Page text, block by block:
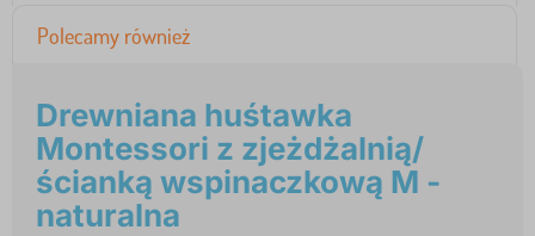
Polecamy również
Drewniana huśtawka
Montessori z zjeżdżalnią/
ścianką wspinaczkową M -
naturalna